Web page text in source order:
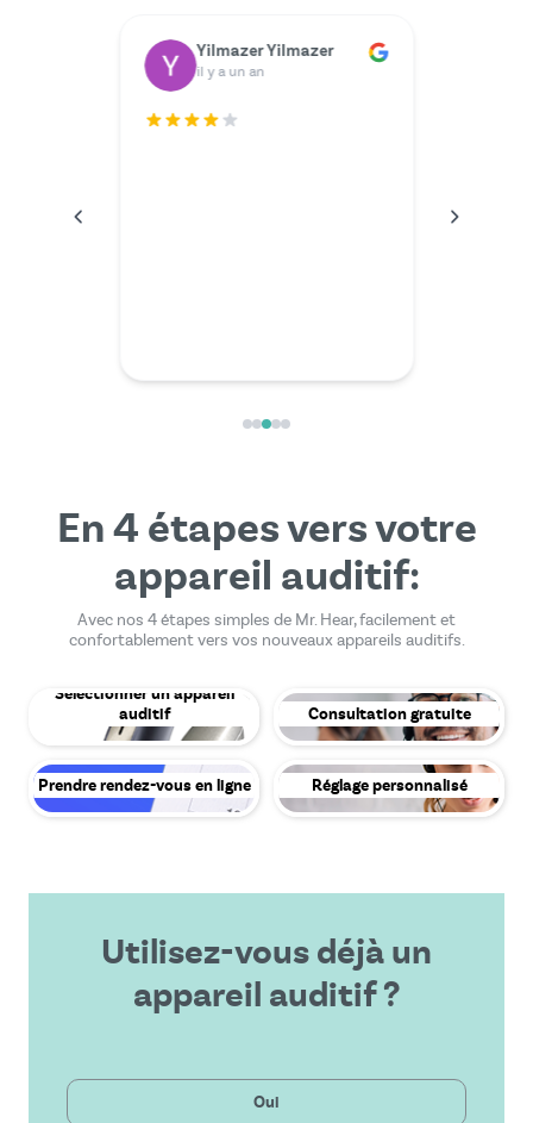
Yilmazer Yilmazer
il y a un an
En 4 étapes vers votre
appareil auditif:
Avec nos 4 étapes simples de Mr. Hear, facilement et
confortablement vers vos nouveaux appareils auditifs.
Sélectionner un appareil
auditif
Consultation gratuite
Prendre rendez-vous en ligne Réglage personnalisé
Utilisez-vous déjà un
appareil auditif ?
Oui
Privé